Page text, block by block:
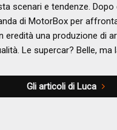
scenari e tendenze. Dopo
di MotorBox per
eredità una produzione di
Le supercar? Belle, ma
Gli articoli di Luca